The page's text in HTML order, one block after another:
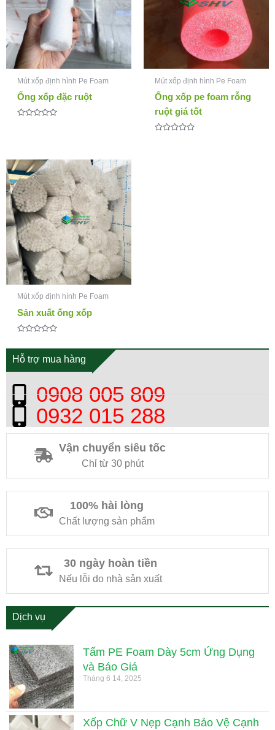
Hỗ trợ mua hàng
0908 005 809
0932 015 288
Vận chuyển siêu tốc
Chỉ từ 30 phút
100% hài lòng
Chất lượng sản phẩm
30 ngày hoàn tiền
Nếu lỗi do nhà sản xuất
Dịch vụ
Tấm PE Foam Dày 5cm Ứng Dụng
và Báo Giá
Tháng 6 14, 2025
Xốp Chữ V Nẹp Cạnh Bảo Vệ Cạnh
Mút xốp định hình Pe Foam
Ống xốp đặc ruột
sao
Mút xốp định hình Pe Foam
Ống xốp pe foam rỗng
ruột giá tốt
Mút xốp định hình Pe Foam
Sản xuất ống xốp
xếp
hạng
0